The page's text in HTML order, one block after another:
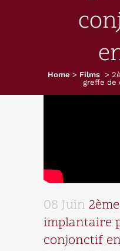
Home > Films >
greffe de
08 Juin
implantaire
conjonctif